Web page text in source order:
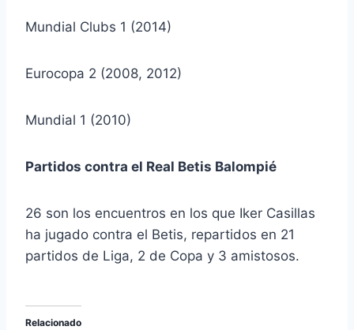
Mundial Clubs 1 (2014)
Eurocopa 2 (2008, 2012)
Mundial 1 (2010)
Partidos contra el Real Betis Balompié
26 son los encuentros en los que Iker Casillas
ha jugado contra el Betis, repartidos en 21
partidos de Liga, 2 de Copa y 3 amistosos.
Relacionado